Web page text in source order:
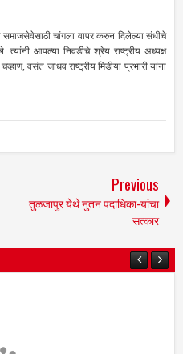
समाजसेवेसाठी चांगला वापर करुन दिलेल्या संधीचे
आपल्या निवडीचे श्रेय राष्ट्रीय अध्यक्ष
वसंत जाधव राष्ट्रीय मिडीया प्रभारी यांना
Previous
तुळजापुर येथे नुतन पदाधिका-यांचा
सत्कार